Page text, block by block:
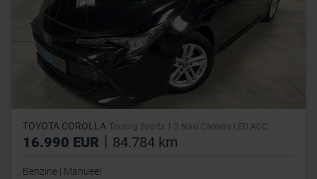
TOYOTA COROLLA Touring Sports 1.2 Navi Camera LED ACC
16.990 EUR 84.784 km
Benzine | Manueel